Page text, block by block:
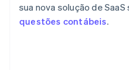
sua nova solução de
questões contábeis.